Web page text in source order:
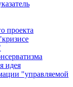
проекта
идея
"управляемой